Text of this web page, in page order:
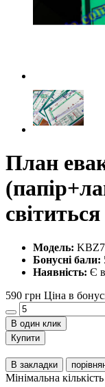
План
Модель:
Бонусні бали:
Наявність: Є
590 грн Ціна в
В один клик
Купити
В закладки
Мінімальна